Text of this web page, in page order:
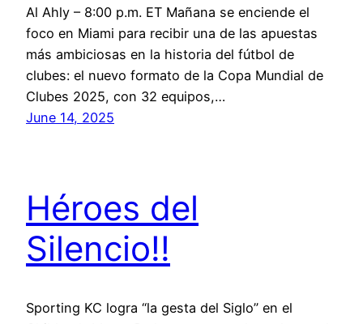
Al Ahly – 8:00 p.m. ET Mañana se enciende el
foco en Miami para recibir una de las apuestas
más ambiciosas en la historia del fútbol de
clubes: el nuevo formato de la Copa Mundial de
Clubes 2025, con 32 equipos,…
June 14, 2025
Héroes del
Silencio!!
Sporting KC logra “la gesta del Siglo” en el